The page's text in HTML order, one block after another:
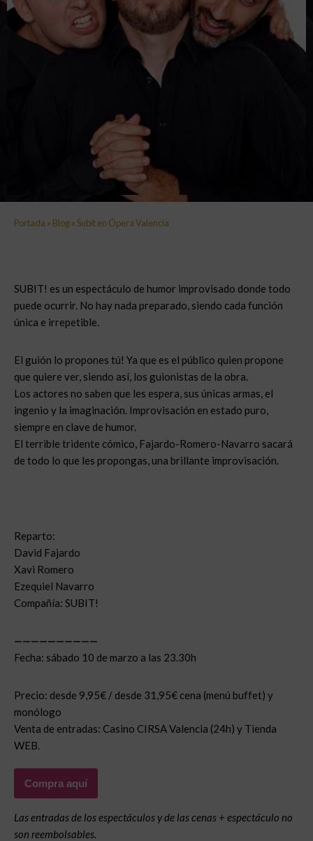
Portada » Blog»Subit en Ópera Valencia
SUBIT! es un espectáculo de humor improvisado donde todo
puede ocurrir. No hay nada preparado, siendo cada función
única e irrepetible.
El guión lo propones tú! Ya que es el público quien propone
que quiere ver, siendo así, los guionistas de la obra.
Los actores no saben que les espera, sus únicas armas, el
ingenio y la imaginación. Improvisación en estado puro,
siempre en clave de humor.
El terrible tridente cómico, Fajardo-Romero-Navarro sacará
de todo lo que les propongas, una brillante improvisación.
Reparto:
David Fajardo
Xavi Romero
Ezequiel Navarro
Compañía: SUBIT!
——————————
Fecha: sábado 10 de marzo a las 23.30h
Precio: desde 9,95€ / desde 31,95€ cena (menú buffet) y
monólogo
Venta de entradas: Casino CIRSA Valencia (24h) y Tienda
WEB.
Compra aquí
Las entradas de los espectáculos y de las cenas + espectáculo no
son reembolsables.